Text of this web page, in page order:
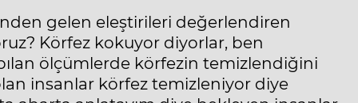
gelen eleştirileri değerlendiren
Körfez kokuyor diyorlar, ben
ölçümlerde körfezin temizlendiğini
insanlar körfez temizleniyor diye